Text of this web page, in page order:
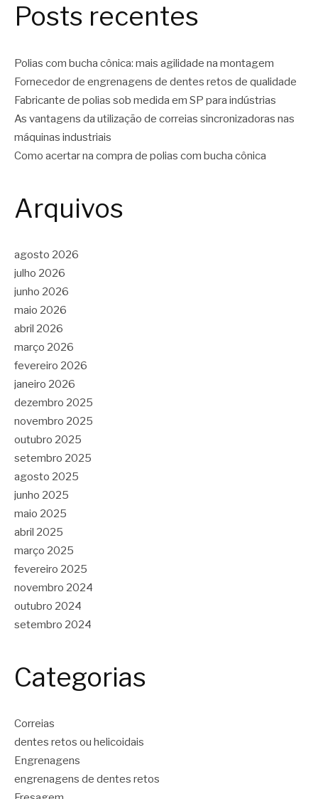
Posts recentes
Polias com bucha cônica: mais agilidade na montagem
Fornecedor de engrenagens de dentes retos de qualidade
Fabricante de polias sob medida em SP para indústrias
As vantagens da utilização de correias sincronizadoras nas
máquinas industriais
Como acertar na compra de polias com bucha cônica
Arquivos
agosto 2026
julho 2026
junho 2026
maio 2026
abril 2026
março 2026
fevereiro 2026
janeiro 2026
dezembro 2025
novembro 2025
outubro 2025
setembro 2025
agosto 2025
junho 2025
maio 2025
abril 2025
março 2025
fevereiro 2025
novembro 2024
outubro 2024
setembro 2024
Categorias
Correias
dentes retos ou helicoidais
Engrenagens
engrenagens de dentes retos